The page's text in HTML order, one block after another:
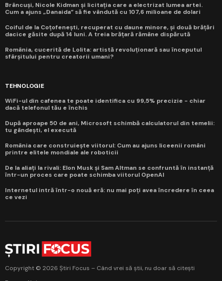
Brâncuși, Nicole Kidman și licitația care a electrizat lumea artei.
Cum a ajuns „Danaida” să fie vândută cu 107,6 milioane de dolari
Coiful de la Coțofenești, recuperat cu daune minore, și două brățări
dacice găsite după 14 luni. A treia brățară rămâne dispărută
România, cucerită de Lolita: artistă revoluționară sau începutul
sfârșitului pentru creatorii umani?
TEHNOLOGIE
WiFi-ul din cafenea te poate identifica cu 99,5% precizie - chiar
dacă telefonul tău e închis
După aproape 50 de ani, Microsoft schimbă calculatorul din temelii:
tu gândești, el execută
România care construiește viitorul: Cum au ajuns liceenii români
printre elitele mondiale ale roboticii
De la aliați la rivali: Elon Musk și Sam Altman se confruntă în instanță
într-un proces care poate schimba viitorul OpenAI
Internetul intră într-o nouă eră: nu mai poți avea încredere în ceea
ce vezi
Copyright © 2026 Știri Focus – Când vrei să știi, nu doar să citești